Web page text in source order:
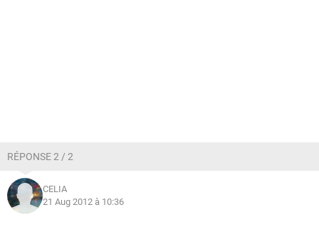
RÉPONSE 2 / 2
CELIA
21 Aug 2012 à 10:36